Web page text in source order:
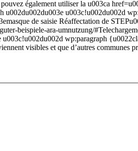
également utiliser la u003ca
u003c!u002du002d
de saisie Réaffectation de
beispiele-ara-umnutzung/
wp:paragraph
visibles et que d’autres